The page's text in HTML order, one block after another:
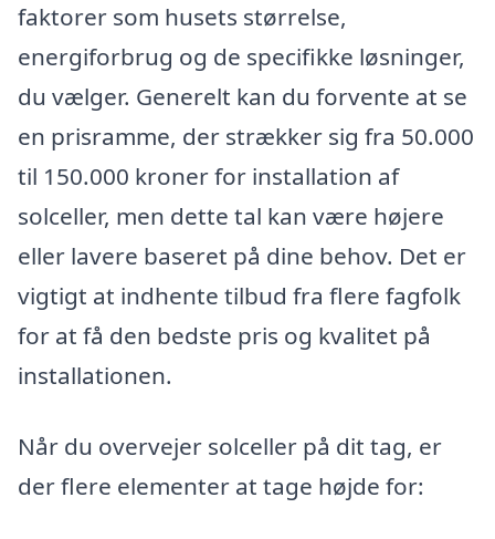
faktorer som husets størrelse,
energiforbrug og de specifikke løsninger,
du vælger. Generelt kan du forvente at se
en prisramme, der strækker sig fra 50.000
til 150.000 kroner for installation af
solceller, men dette tal kan være højere
eller lavere baseret på dine behov. Det er
vigtigt at indhente tilbud fra flere fagfolk
for at få den bedste pris og kvalitet på
installationen.
Når du overvejer solceller på dit tag, er
der flere elementer at tage højde for: